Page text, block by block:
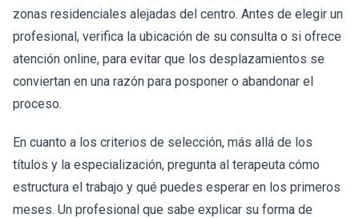
zonas residenciales alejadas del centro. Antes de elegir un
profesional, verifica la ubicación de su consulta o si ofrece
atención online, para evitar que los desplazamientos se
conviertan en una razón para posponer o abandonar el
proceso.
En cuanto a los criterios de selección, más allá de los
títulos y la especialización, pregunta al terapeuta cómo
estructura el trabajo y qué puedes esperar en los primeros
meses. Un profesional que sabe explicar su forma de